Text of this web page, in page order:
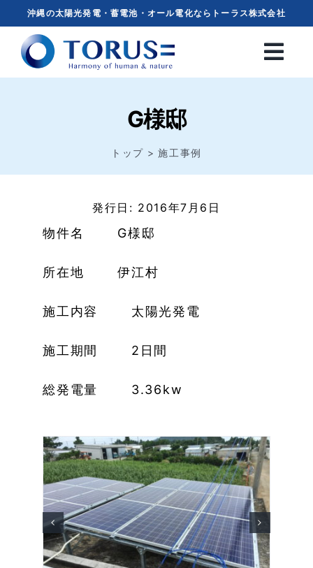
content
沖縄の太陽光発電・蓄電池・オール電化ならトーラス株式会社
G様邸
トップ 施工事例
発行日: 2016年7月6日
物件名 G様邸
所在地 伊江村
施工内容 太陽光発電
施工期間 2日間
総発電量 3.36kw